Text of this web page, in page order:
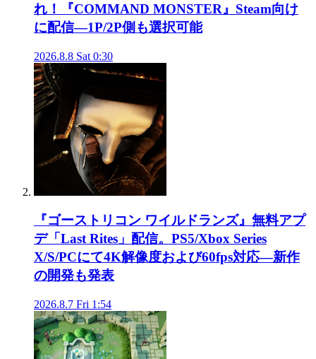
れ！『COMMAND MONSTER』Steam向け
に配信―1P/2P側も選択可能
2026.8.8 Sat 0:30
『ゴーストリコン ワイルドランズ』無料アプ
デ「Last Rites」配信。PS5/Xbox Series
X/S/PCにて4K解像度および60fps対応―新作
の開発も発表
2026.8.7 Fri 1:54